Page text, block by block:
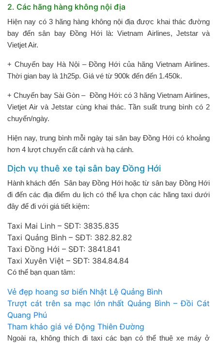
2. Các hãng hàng không nội địa
Hiện nay có 3 hãng hàng không nội địa được khai thác đường
bay đến sân bay Đồng Hới là: Vietnam Airlines, Jetstar và
Vietjet Air.
+ Chuyến bay Hà Nội – Đồng Hới của hãng Vietnam Airlines.
Thời gian bay là 1h25p. Giá vé từ 900k đến đến 1.450k.
+ Chuyến bay Sài Gòn – Đồng Hới: có 3 hãng Vietnam Airlines,
Vietjet Air và Jetstar cùng khai thác. Tần suất trung bình có 2
chuyến/ngày.
Hiện nay, trung bình mỗi ngày tại sân bay Đồng Hới có khoảng
hơn 4 lượt chuyến cất cánh và hạ cánh.
Dịch vụ thuê xe tại sân bay Đồng Hới
Hành khách đến Sân bay Đồng Hới hoặc từ sân bay Đồng Hới
đi đến các địa điểm du lịch có thể lựa chọn các hãng taxi dưới
đây để đi với giá tiết kiệm:
Taxi Mai Linh – SĐT: 3835.835
Taxi Quảng Bình – SĐT: 382.82.82
Taxi Đồng Hới – SĐT: 3841.841
Taxi Xuyên Việt – SĐT: 384.84.84
Có thể bạn quan tâm:
Vẻ đẹp hoang sơ biển Nhật Lệ Quảng Bình
Trượt cát trên sa mạc lớn nhất Quảng Bình – Đồi Cát
Quang Phú
Tham khảo giá vé Động Thiên Đường
Ngoài ra, không thích đi taxi các bạn có thể thuê xe máy ở